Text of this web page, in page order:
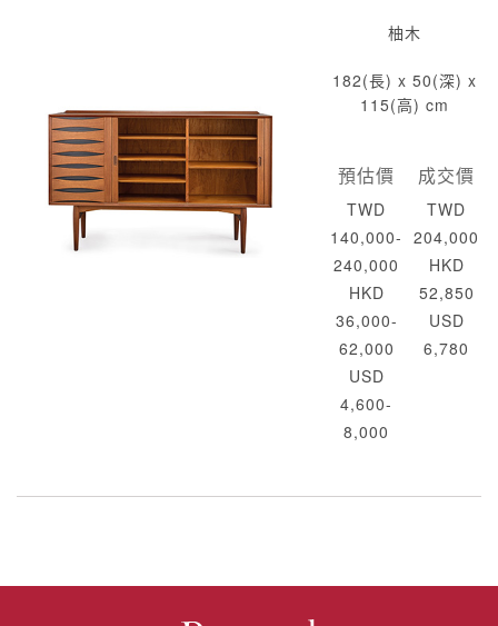
柚木
182(長) x 50(深) x
115(高) cm
預估價
TWD
140,000-
240,000
HKD
36,000-
62,000
USD
4,600-
8,000
成交價
TWD
204,000
HKD
52,850
USD
6,780